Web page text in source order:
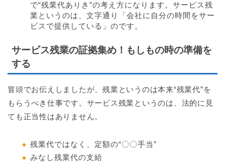
で“残業代ありき”の考え方になります。サービス残
業というのは、文字通り「会社に自分の時間をサー
ビスで提供している」のです。
サービス残業の証拠集め！もしもの時の準備を
する
冒頭でお伝えしましたが、残業というのは本来“残業代”を
もらうべき仕事です。サービス残業というのは、法的に見
ても正当性はありません。
残業代ではなく、定額の“〇〇手当”
みなし残業代の支給